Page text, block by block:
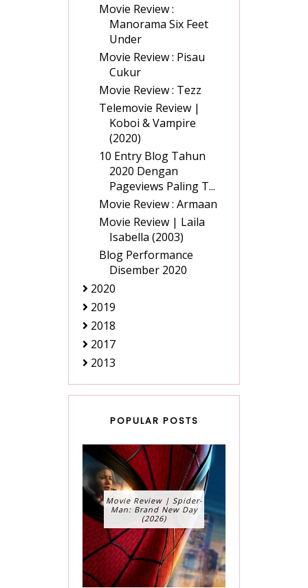
Movie Review :
Manorama Six Feet
Under
Movie Review : Pisau
Cukur
Movie Review : Tezz
Telemovie Review |
Koboi & Vampire
(2020)
10 Entry Blog Tahun
2020 Dengan
Pageviews Paling T...
Movie Review : Armaan
Movie Review | Laila
Isabella (2003)
Blog Performance
Disember 2020
2020
2019
2018
2017
2013
POPULAR POSTS
Movie Review | Spider-
Man: Brand New Day
(2026)